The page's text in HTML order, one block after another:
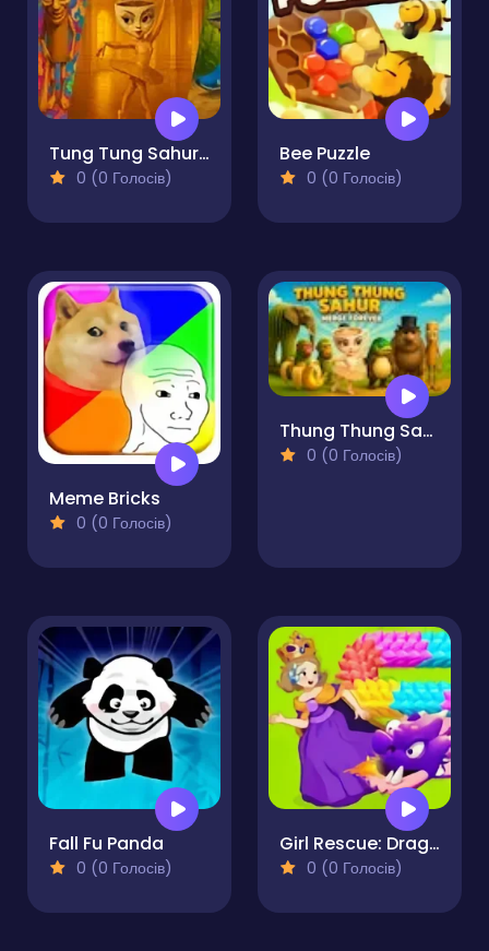
Tung Tung Sahur: Reassembled
0 (0 Голосів)
Bee Puzzle
0 (0 Голосів)
Meme Bricks
0 (0 Голосів)
Thung Thung Sahur Merge Forever
0 (0 Голосів)
Fall Fu Panda
0 (0 Голосів)
Girl Rescue: Dragon Out
0 (0 Голосів)